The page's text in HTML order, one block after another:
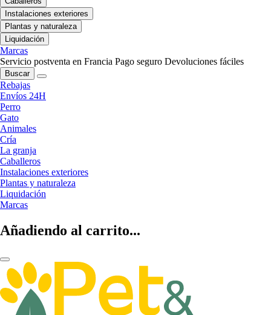
Instalaciones exteriores
Plantas y naturaleza
Liquidación
Marcas
Servicio postventa en Francia Pago seguro Devoluciones fáciles
Buscar
Rebajas
Envíos 24H
Perro
Gato
Animales
Cría
La granja
Caballeros
Instalaciones exteriores
Plantas y naturaleza
Liquidación
Marcas
Añadiendo al carrito...